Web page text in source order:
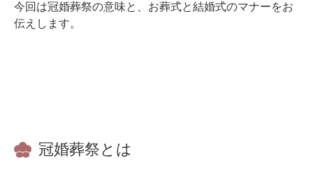
今回は冠婚葬祭の意味と、お葬式と結婚式のマナーをお
伝えします。
冠婚葬祭とは